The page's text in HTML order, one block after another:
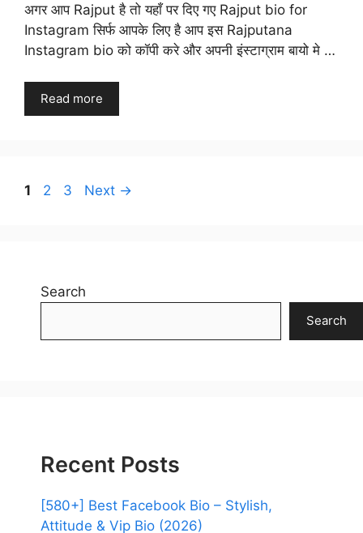
अगर आप Rajput है तो यहाँ पर दिए गए Rajput bio for
Instagram सिर्फ आपके लिए है आप इस Rajputana
Instagram bio को कॉपी करे और अपनी इंस्टाग्राम बायो मे …
Read more
Page
1 Page
2 Page
3 Next →
Search
Search
Recent Posts
[580+] Best Facebook Bio – Stylish,
Attitude & Vip Bio (2026)